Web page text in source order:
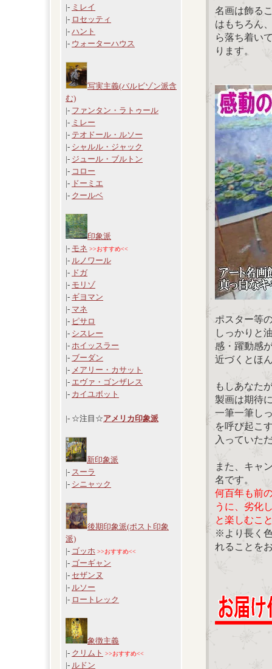
|- ミレイ
|- ロセッティ
|- ハント
|- ウォーターハウス
写実主義(バルビゾン派含
む)
|- ファンタン・ラトゥール
|- ミレー
|- テオドール・ルソー
|- シャルル・ジャック
|- ジュール・ブルトン
|- コロー
|- ドーミエ
|- クールベ
印象派
|- モネ >>おすすめ<<
|- ルノワール
|- ドガ
|- モリゾ
|- ギヨマン
|- マネ
|- ピサロ
|- シスレー
|- ホイッスラー
|- ブーダン
|- メアリー・カサット
|- エヴァ・ゴンザレス
|- カイユボット
|- ☆注目☆アメリカ印象派
新印象派
|- スーラ
|- シニャック
後期印象派(ポスト印象
派)
|- ゴッホ >>おすすめ<<
|- ゴーギャン
|- セザンヌ
|- ルソー
|- ロートレック
象徴主義
|- クリムト >>おすすめ<<
|- ルドン
名画は飾る
はもちろん
ら落ち着い
ります。
ポスター等
しっかりと
感・躍動感
近づくとほ
もしあなた
製画は期待
一筆一筆し
を呼び起こ
入っていた
また、キャ
名です。
何百年も前
うに、劣化
と楽しむこ
※より長く
れることを